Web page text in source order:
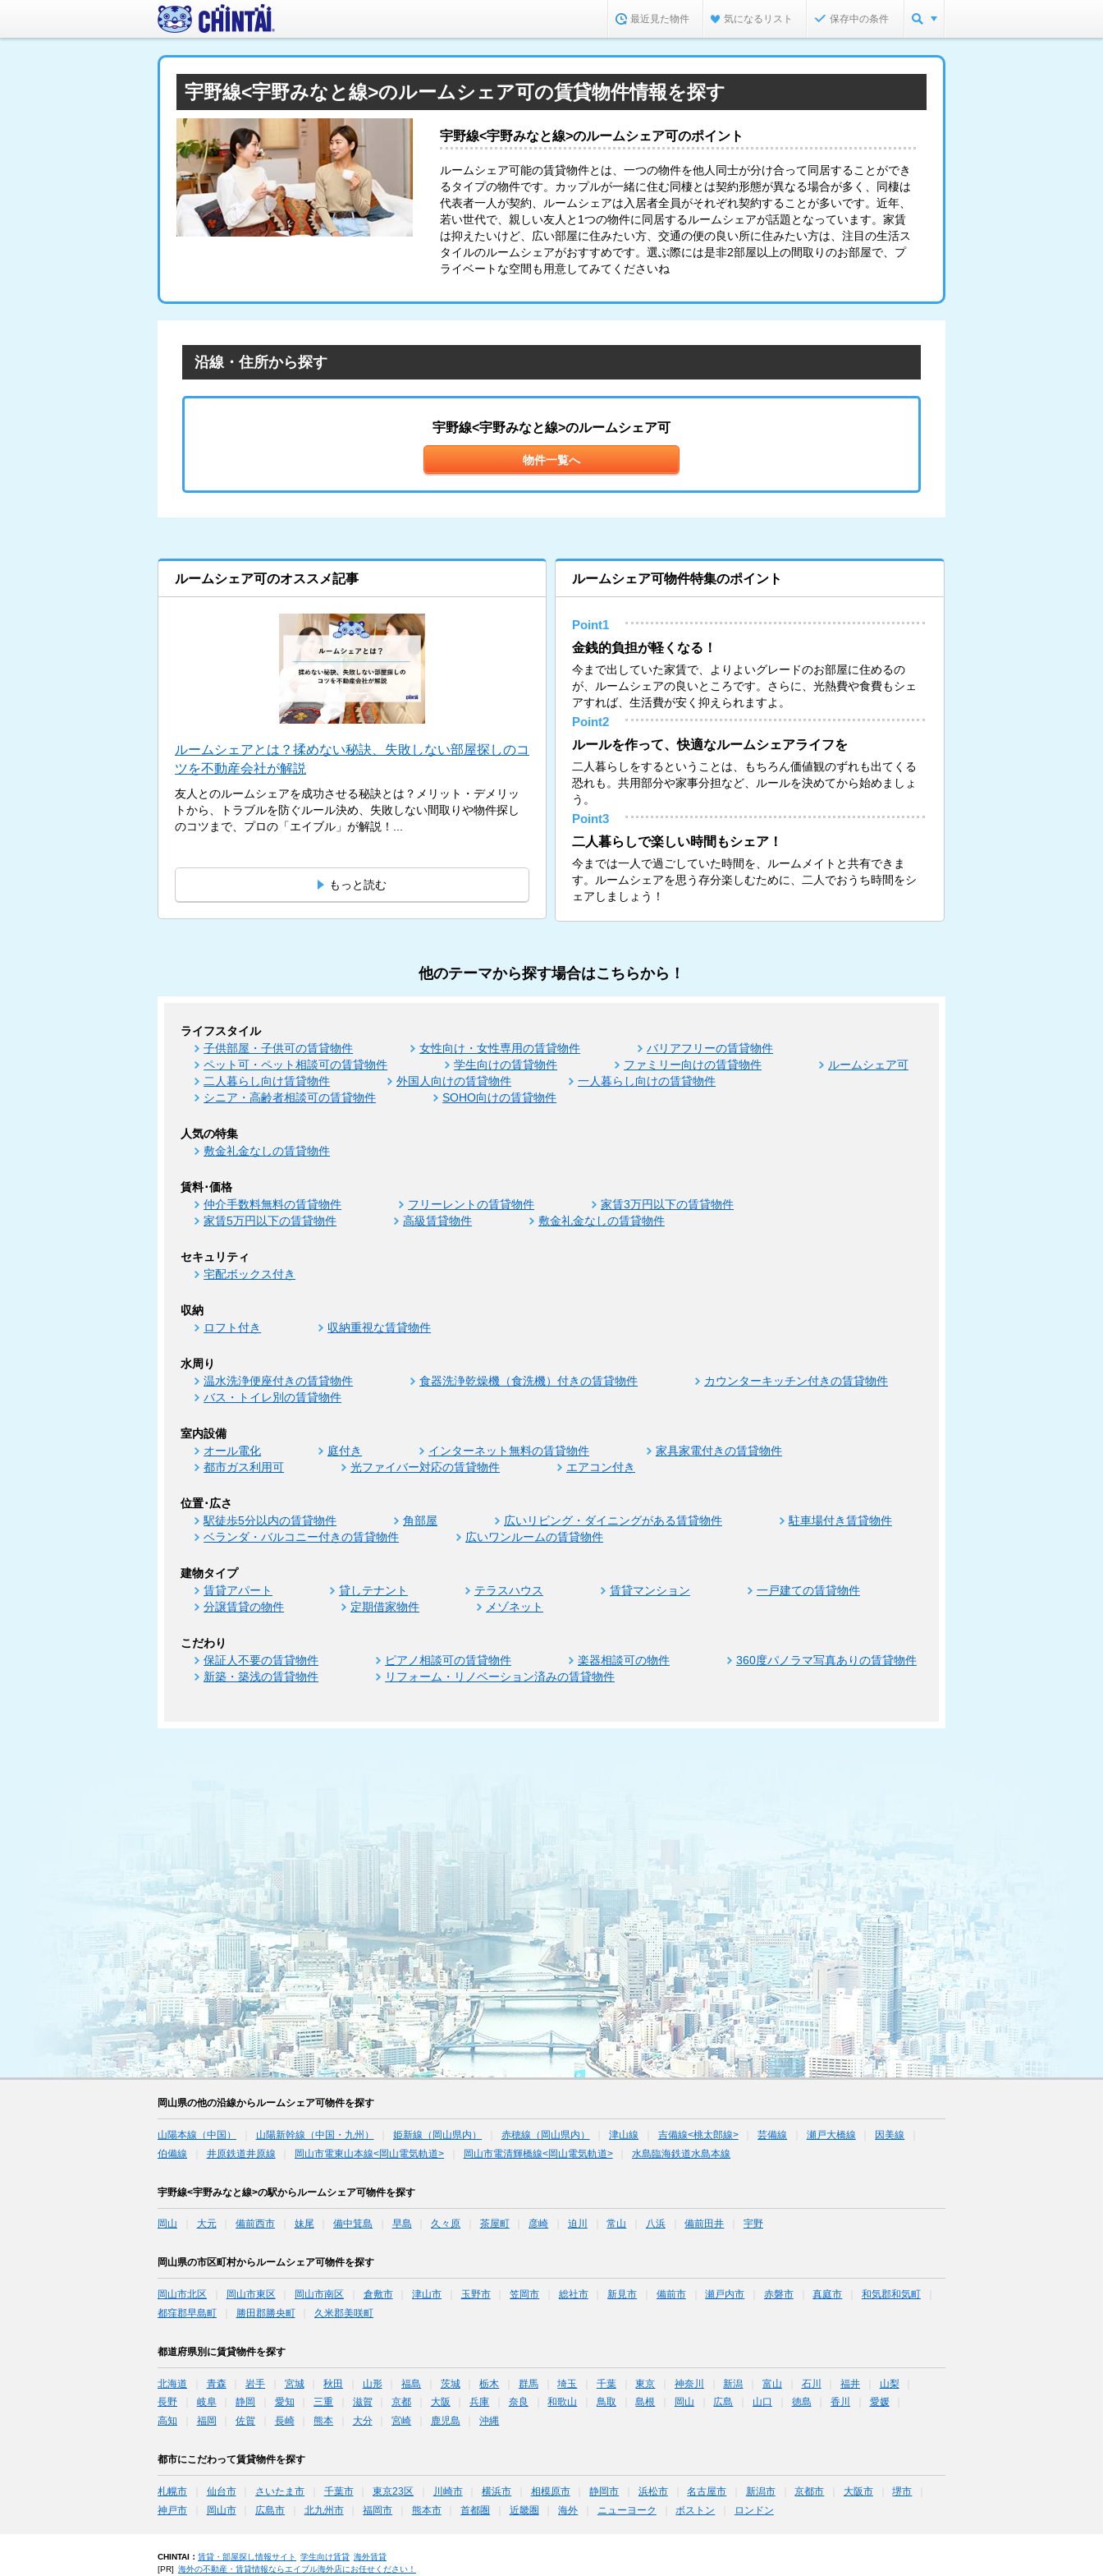
最近見た物件 気になるリスト 保存中の条件
宇野線<宇野みなと線>のルームシェア可の賃貸物件情報を探す
宇野線<宇野みなと線>のルームシェア可のポイント
ルームシェア可能の賃貸物件とは、一つの物件を他人同士が分け合って同居することができ
るタイプの物件です。カップルが一緒に住む同棲とは契約形態が異なる場合が多く、同棲は
代表者一人が契約、ルームシェアは入居者全員がそれぞれ契約することが多いです。近年、
若い世代で、親しい友人と1つの物件に同居するルームシェアが話題となっています。家賃
は抑えたいけど、広い部屋に住みたい方、交通の便の良い所に住みたい方は、注目の生活ス
タイルのルームシェアがおすすめです。選ぶ際には是非2部屋以上の間取りのお部屋で、プ
ライベートな空間も用意してみてくださいね
沿線・住所から探す
宇野線<宇野みなと線>のルームシェア可
物件一覧へ
ルームシェア可のオススメ記事
ルームシェアとは？揉めない秘訣、失敗しない部屋探しのコ
ツを不動産会社が解説
友人とのルームシェアを成功させる秘訣とは？メリット・デメリッ
トから、トラブルを防ぐルール決め、失敗しない間取りや物件探し
のコツまで、プロの「エイブル」が解説！...
もっと読む
ルームシェア可物件特集のポイント
Point1
金銭的負担が軽くなる！
今まで出していた家賃で、よりよいグレードのお部屋に住めるの
が、ルームシェアの良いところです。さらに、光熱費や食費もシェ
アすれば、生活費が安く抑えられますよ。
Point2
ルールを作って、快適なルームシェアライフを
二人暮らしをするということは、もちろん価値観のずれも出てくる
恐れも。共用部分や家事分担など、ルールを決めてから始めましょ
う。
Point3
二人暮らしで楽しい時間もシェア！
今までは一人で過ごしていた時間を、ルームメイトと共有できま
す。ルームシェアを思う存分楽しむために、二人でおうち時間をシ
ェアしましょう！
他のテーマから探す場合はこちらから！
ライフスタイル
子供部屋・子供可の賃貸物件 女性向け・女性専用の賃貸物件
バリアフリーの賃貸物件
ペット可・ペット相談可の賃貸物件
学生向けの賃貸物件 ファミリー向けの賃貸物件
ルームシェア可
二人暮らし向け賃貸物件
外国人向けの賃貸物件
一人暮らし向けの賃貸物件
シニア・高齢者相談可の賃貸物件
SOHO向けの賃貸物件
人気の特集
敷金礼金なしの賃貸物件
賃料･価格
仲介手数料無料の賃貸物件 フリーレントの賃貸物件
家賃3万円以下の賃貸物件
家賃5万円以下の賃貸物件
高級賃貸物件 敷金礼金なしの賃貸物件
セキュリティ
宅配ボックス付き
収納
ロフト付き 収納重視な賃貸物件
水周り
温水洗浄便座付きの賃貸物件 食器洗浄乾燥機（食洗機）付きの賃貸物件
カウンターキッチン付きの賃貸物件
バス・トイレ別の賃貸物件
室内設備
オール電化 庭付き インターネット無料の賃貸物件
家具家電付きの賃貸物件
都市ガス利用可
光ファイバー対応の賃貸物件 エアコン付き
位置･広さ
駅徒歩5分以内の賃貸物件 角部屋 広いリビング・ダイニングがある賃貸物件
駐車場付き賃貸物件
ベランダ・バルコニー付きの賃貸物件
広いワンルームの賃貸物件
建物タイプ
賃貸アパート 貸しテナント テラスハウス 賃貸マンション
一戸建ての賃貸物件
分譲賃貸の物件
定期借家物件 メゾネット
こだわり
保証人不要の賃貸物件 ピアノ相談可の賃貸物件 楽器相談可の物件
360度パノラマ写真ありの賃貸物件
新築・築浅の賃貸物件
リフォーム・リノベーション済みの賃貸物件
岡山県の他の沿線からルームシェア可物件を探す
山陽本線（中国） 山陽新幹線（中国・九州） 姫新線（岡山県内） 赤穂線（岡山県内） 津山線 吉備線<桃太郎線> 芸備線 瀬戸大橋線
因美線
伯備線
井原鉄道井原線 岡山市電東山本線<岡山電気軌道> 岡山市電清輝橋線<岡山電気軌道> 水島臨海鉄道水島本線
宇野線<宇野みなと線>の駅からルームシェア可物件を探す
岡山 大元 備前西市 妹尾 備中箕島 早島 久々原 茶屋町 彦崎 迫川 常山 八浜 備前田井 宇野
岡山県の市区町村からルームシェア可物件を探す
岡山市北区 岡山市東区 岡山市南区 倉敷市 津山市 玉野市 笠岡市 総社市 新見市 備前市 瀬戸内市 赤磐市 真庭市
和気郡和気町
都窪郡早島町
勝田郡勝央町 久米郡美咲町
都道府県別に賃貸物件を探す
北海道 青森 岩手 宮城 秋田 山形 福島 茨城 栃木 群馬 埼玉 千葉 東京 神奈川 新潟 富山 石川 福井
山梨
長野
岐阜 静岡 愛知 三重 滋賀 京都 大阪 兵庫 奈良 和歌山 鳥取 島根 岡山 広島 山口 徳島 香川
愛媛
高知
福岡 佐賀 長崎 熊本 大分 宮崎 鹿児島 沖縄
都市にこだわって賃貸物件を探す
札幌市 仙台市 さいたま市 千葉市 東京23区 川崎市 横浜市 相模原市 静岡市 浜松市 名古屋市 新潟市 京都市 大阪市
堺市
神戸市
岡山市 広島市 北九州市 福岡市 熊本市 首都圏 近畿圏 海外 ニューヨーク ボストン ロンドン
CHINTAI： 賃貸・部屋探し情報サイト 学生向け賃貸 海外賃貸
[PR] 海外の不動産・賃貸情報ならエイブル海外店にお任せください！